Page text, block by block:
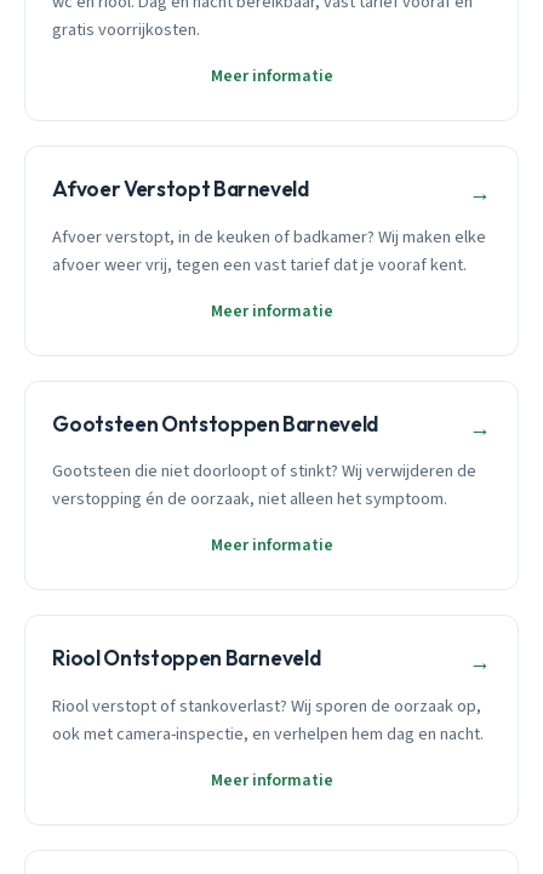
gratis voorrijkosten.
Meer informatie
Afvoer Verstopt Barneveld →
Afvoer verstopt, in de keuken of badkamer? Wij maken elke
afvoer weer vrij, tegen een vast tarief dat je vooraf kent.
Meer informatie
Gootsteen Ontstoppen Barneveld →
Gootsteen die niet doorloopt of stinkt? Wij verwijderen de
verstopping én de oorzaak, niet alleen het symptoom.
Meer informatie
Riool Ontstoppen Barneveld →
Riool verstopt of stankoverlast? Wij sporen de oorzaak op,
ook met camera-inspectie, en verhelpen hem dag en nacht.
Meer informatie